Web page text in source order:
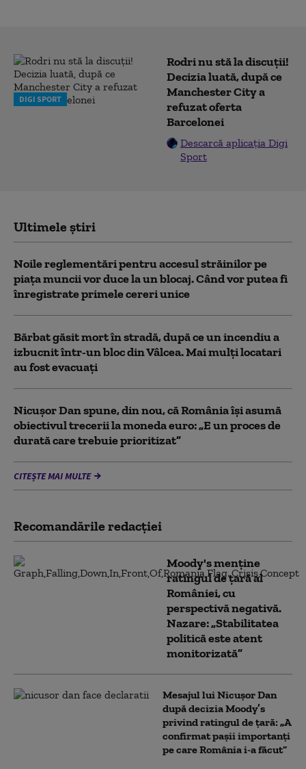
DIGI SPORT
Rodri nu stă la discuții!
Decizia luată, după ce
Manchester City a
refuzat oferta
Barcelonei
Descarcă aplicația Digi
Sport
Ultimele știri
Noile reglementări pentru accesul străinilor pe
piaţa muncii vor duce la un blocaj. Când vor putea fi
înregistrate primele cereri unice
Bărbat găsit mort în stradă, după ce un incendiu a
izbucnit într-un bloc din Vâlcea. Mai mulți locatari
au fost evacuați
Nicușor Dan spune, din nou, că România își asumă
obiectivul trecerii la moneda euro: „E un proces de
durată care trebuie prioritizat”
CITEȘTE MAI MULTE
Recomandările redacţiei
Moody's menține
ratingul de țară al
României, cu
perspectivă negativă.
Nazare: „Stabilitatea
politică este atent
monitorizată”
Mesajul lui Nicușor Dan
după decizia Moody’s
privind ratingul de țară: „A
confirmat pașii importanți
pe care România i-a făcut”